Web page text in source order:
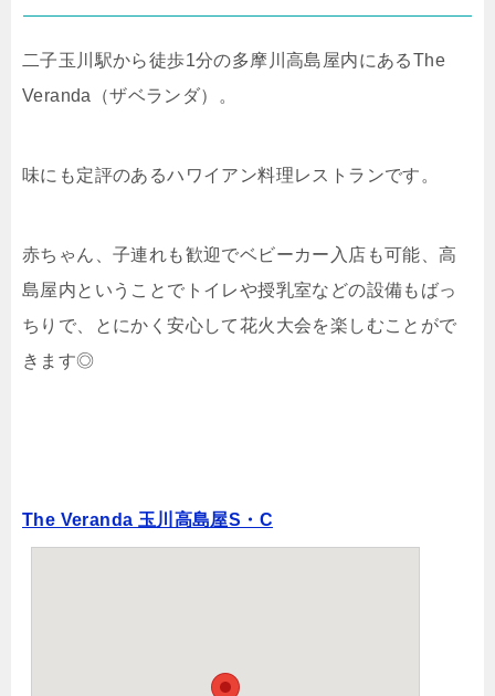
二子玉川駅から徒歩1分の多摩川高島屋内にあるThe
Veranda（ザベランダ）。
味にも定評のあるハワイアン料理レストランです。
赤ちゃん、子連れも歓迎でベビーカー入店も可能、高
島屋内ということでトイレや授乳室などの設備もばっ
ちりで、とにかく安心して花火大会を楽しむことがで
きます◎
The Veranda 玉川高島屋S・C